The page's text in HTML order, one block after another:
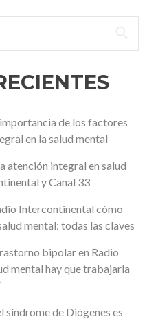
de los factores
en la salud mental
atención integral en salud
y Canal 33
Intercontinental cómo
mental: todas las claves
bipolar en Radio
mental hay que trabajarla
síndrome de Diógenes es